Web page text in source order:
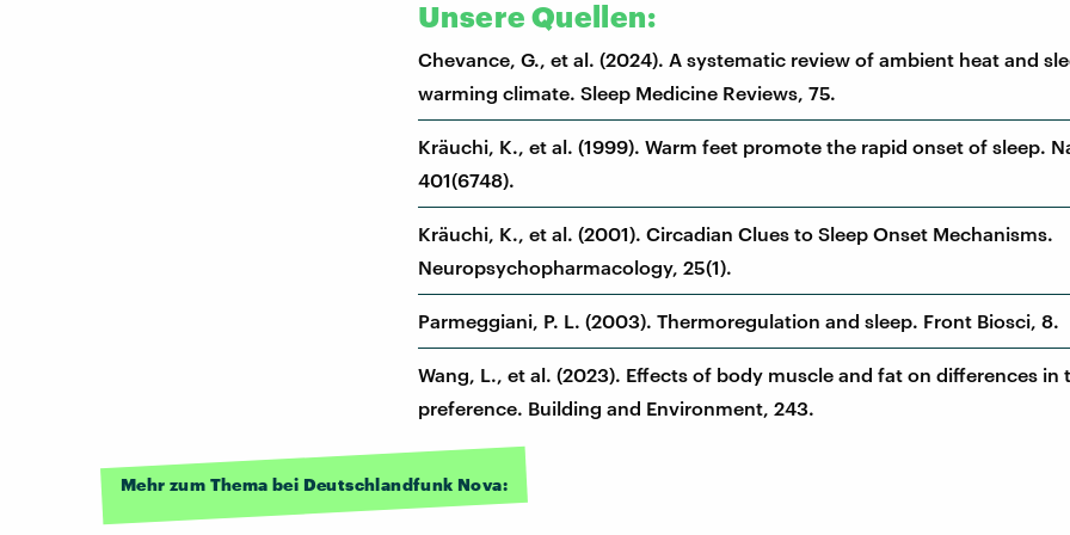
Unsere Quellen:
Chevance, G., et al. (2024). A systematic review of ambient heat and
warming climate. Sleep Medicine Reviews, 75.
Kräuchi, K., et al. (1999). Warm feet promote the rapid onset of sleep.
401(6748).
Kräuchi, K., et al. (2001). Circadian Clues to Sleep Onset Mechanisms.
Neuropsychopharmacology, 25(1).
Parmeggiani, P. L. (2003). Thermoregulation and sleep. Front Biosci, 8.
Wang, L., et al. (2023). Effects of body muscle and fat on differences in
preference. Building and Environment, 243.
Mehr zum Thema bei Deutschlandfunk Nova: